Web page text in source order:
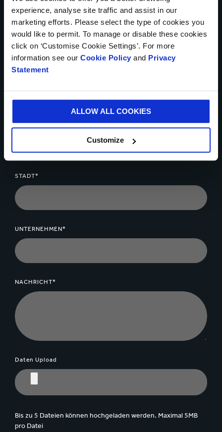
experience, analyse site traffic and assist in our
marketing efforts. Please select the type of cookies you
would like to permit. To manage or disable these cookies
click on ‘Customise Cookie Settings’. For more
information see our Cookie Policy and Privacy
Statement
ALLOW ALL COOKIES
Customize
TELEFONNUMMER
IHRE E-MAIL-ADRESSE*
STADT*
UNTERNEHMEN*
NACHRICHT*
Daten Upload
Bis zu 5 Dateien können hochgeladen werden. Maximal 5MB
pro Datei